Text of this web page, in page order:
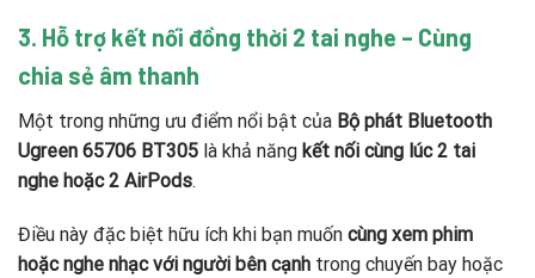
3. Hỗ trợ kết nối đồng thời 2 tai nghe – Cùng
chia sẻ âm thanh
Một trong những ưu điểm nổi bật của Bộ phát Bluetooth
Ugreen 65706 BT305 là khả năng kết nối cùng lúc 2 tai
nghe hoặc 2 AirPods.
Điều này đặc biệt hữu ích khi bạn muốn cùng xem phim
hoặc nghe nhạc với người bên cạnh trong chuyến bay hoặc